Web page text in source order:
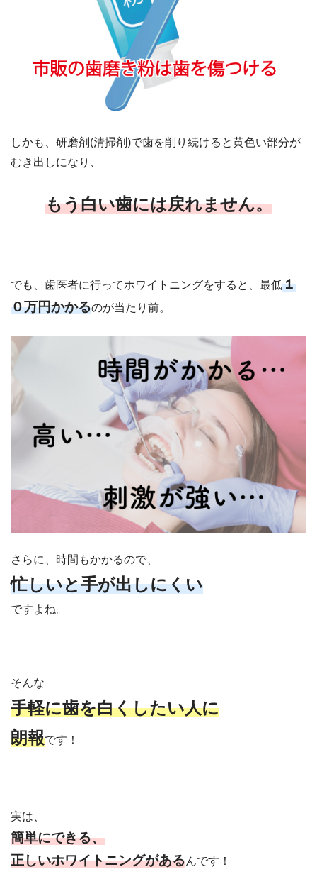
しかも、研磨剤(清掃剤)で歯を削り続けると黄色い部分が
むき出しになり、
もう白い歯には戻れません。
でも、歯医者に行ってホワイトニングをすると、最低１
０万円かかるのが当たり前。
さらに、時間もかかるので、
忙しいと手が出しにくい
ですよね。
そんな
手軽に歯を白くしたい人に
朗報です！
実は、
簡単にできる、
正しいホワイトニングがあるんです！